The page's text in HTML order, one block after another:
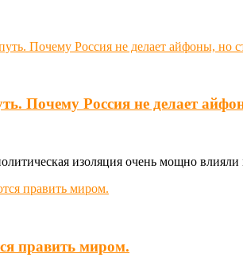
Почему Россия не делает
изоляция очень мощно
править миром.